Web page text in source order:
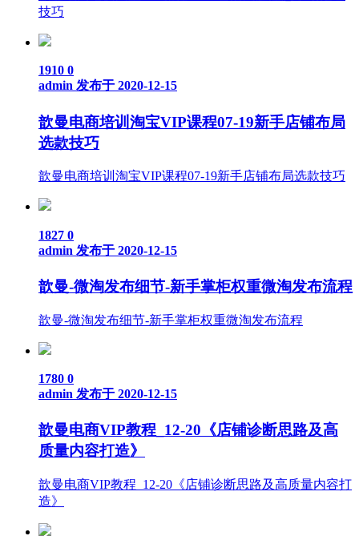
技巧
1910 0
admin 发布于 2020-12-15
歆曼电商培训淘宝VIP课程07-19新手店铺布局
选款技巧
歆曼电商培训淘宝VIP课程07-19新手店铺布局选款技巧
1827 0
admin 发布于 2020-12-15
歆曼-微淘发布细节-新手掌柜权重微淘发布流程
歆曼-微淘发布细节-新手掌柜权重微淘发布流程
1780 0
admin 发布于 2020-12-15
歆曼电商VIP教程_12-20《店铺诊断思路及高
质量内容打造》
歆曼电商VIP教程_12-20《店铺诊断思路及高质量内容打
造》